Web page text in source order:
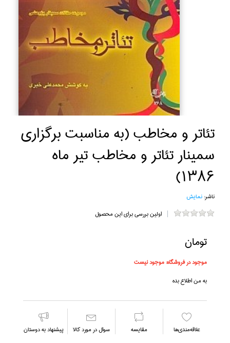
تئاتر و مخاطب (به مناسبت برگزاري
سمينار تئاتر و مخاطب تير ماه
1386)
ناشر:نمايش
اولین بررسی برای این محصول
تومان
موجود در فروشگاه:موجود نیست
به من اطلاع بده
علاقه‌مندي‌ها مقايسه سوال در مورد كالا پیشنهاد به دوستان